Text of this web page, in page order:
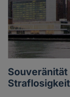
Straflosigkeit